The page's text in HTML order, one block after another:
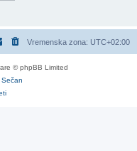
Vremenska zona: UTC+02:00
© phpBB Limited